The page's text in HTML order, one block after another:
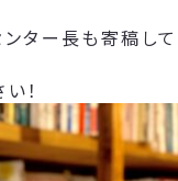
ター長も寄稿して
！